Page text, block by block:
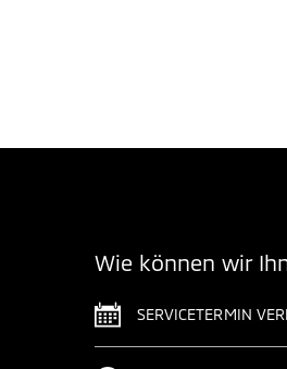
Wie können wir
SERVICETERMIN